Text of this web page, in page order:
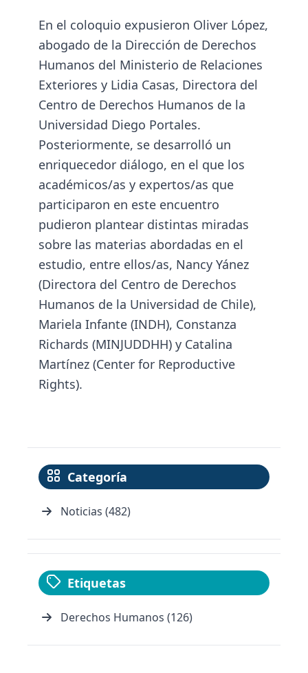
En el coloquio expusieron Oliver López,
abogado de la Dirección de Derechos
Humanos del Ministerio de Relaciones
Exteriores y Lidia Casas, Directora del
Centro de Derechos Humanos de la
Universidad Diego Portales.
Posteriormente, se desarrolló un
enriquecedor diálogo, en el que los
académicos/as y expertos/as que
participaron en este encuentro
pudieron plantear distintas miradas
sobre las materias abordadas en el
estudio, entre ellos/as, Nancy Yánez
(Directora del Centro de Derechos
Humanos de la Universidad de Chile),
Mariela Infante (INDH), Constanza
Richards (MINJUDDHH) y Catalina
Martínez (Center for Reproductive
Rights).
Categoría
Noticias (482)
Etiquetas
Derechos Humanos (126)